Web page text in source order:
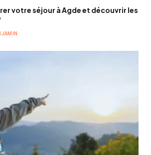
votre séjour à Agde et découvrir les